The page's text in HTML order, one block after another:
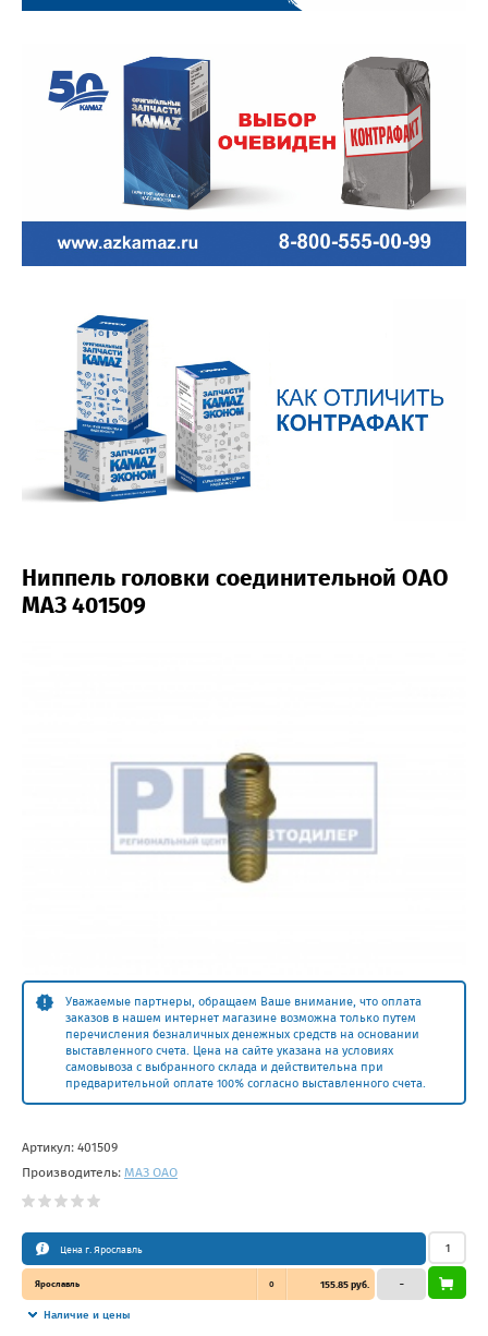
Ниппель головки соединительной ОАО
МАЗ 401509
Уважаемые партнеры, обращаем Ваше внимание, что оплата
заказов в нашем интернет магазине возможна только путем
перечисления безналичных денежных средств на основании
выставленного счета. Цена на сайте указана на условиях
самовывоза с выбранного склада и действительна при
предварительной оплате 100% согласно выставленного счета.
Артикул: 401509
Производитель: МАЗ ОАО
Цена г. Ярославль
Ярославль 0 155.85 руб.
Наличие и цены
–